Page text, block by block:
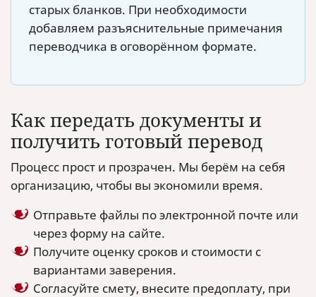
старых бланков. При необходимости
добавляем разъяснительные примечания
переводчика в оговорённом формате.
Как передать документы и
получить готовый перевод
Процесс прост и прозрачен. Мы берём на себя
организацию, чтобы вы экономили время.
Отправьте файлы по электронной почте или
через форму на сайте.
Получите оценку сроков и стоимости с
вариантами заверения.
Согласуйте смету, внесите предоплату, при